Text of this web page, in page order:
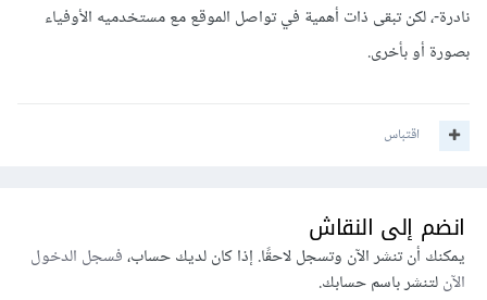
نادرة-، لكن تبقى ذات أهمية في تواصل الموقع مع مستخدميه الأوفياء
بصورة أو بأخرى.
اقتباس
انضم إلى النقاش
يمكنك أن تنشر الآن وتسجل لاحقًا. إذا كان لديك حساب،فسجل الدخول
الآنلتنشر باسم حسابك.